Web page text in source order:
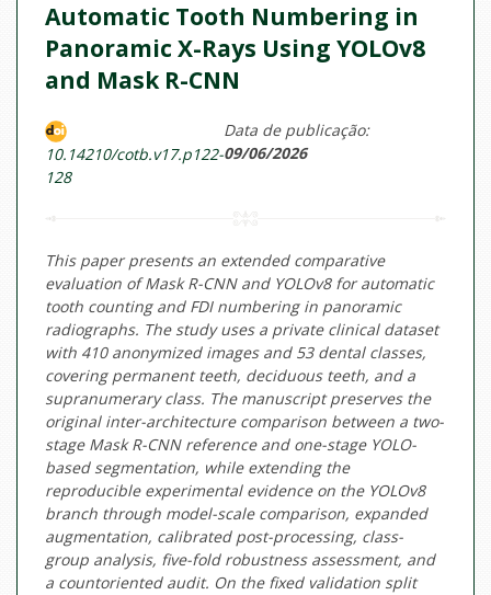
Automatic Tooth Numbering in
Panoramic X-Rays Using YOLOv8
and Mask R-CNN
10.14210/cotb.v17.p122-
128
Data de publicação:
09/06/2026
This paper presents an extended comparative
evaluation of Mask R-CNN and YOLOv8 for automatic
tooth counting and FDI numbering in panoramic
radiographs. The study uses a private clinical dataset
with 410 anonymized images and 53 dental classes,
covering permanent teeth, deciduous teeth, and a
supranumerary class. The manuscript preserves the
original inter-architecture comparison between a two-
stage Mask R-CNN reference and one-stage YOLO-
based segmentation, while extending the
reproducible experimental evidence on the YOLOv8
branch through model-scale comparison, expanded
augmentation, calibrated post-processing, class-
group analysis, five-fold robustness assessment, and
a countoriented audit. On the fixed validation split